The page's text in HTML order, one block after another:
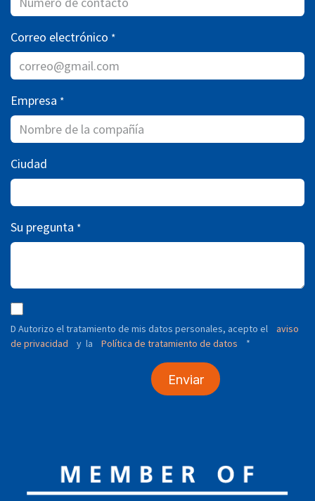
Correo electrónico *
Empresa *
Ciudad
Su pregunta *
D Autorizo ​​el tratamiento de mis datos personales, acepto el
aviso
de privacidad
y la Política de tratamiento de datos *
Enviar